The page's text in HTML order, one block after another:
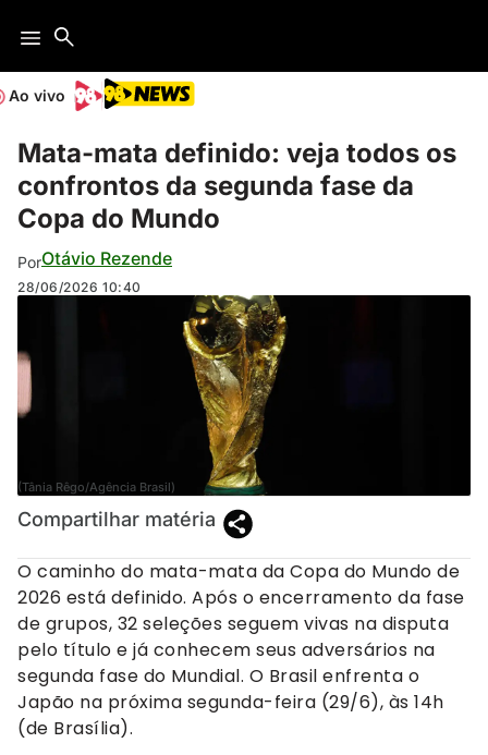
Ao vivo
Mata-mata definido: veja todos os
confrontos da segunda fase da
Copa do Mundo
PorOtávio Rezende
28/06/2026 10:40
(Tânia Rêgo/Agência Brasil)
Compartilhar matéria
O caminho do mata-mata da Copa do Mundo de
2026 está definido. Após o encerramento da fase
de grupos, 32 seleções seguem vivas na disputa
pelo título e já conhecem seus adversários na
segunda fase do Mundial. O Brasil enfrenta o
Japão na próxima segunda-feira (29/6), às 14h
(de Brasília).